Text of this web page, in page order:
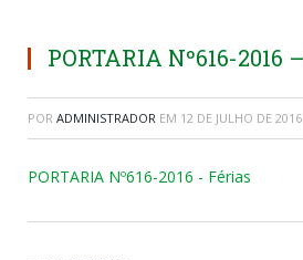
PORTARIA Nº616-2016
POR ADMINISTRADOR EM 12 DE JULHO DE 2016
PORTARIA Nº616-2016 - Férias